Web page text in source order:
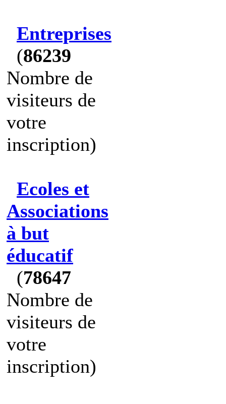
Entreprises
(86239
Nombre de
visiteurs de
votre
inscription)
Ecoles et
Associations
à but
éducatif
(78647
Nombre de
visiteurs de
votre
inscription)